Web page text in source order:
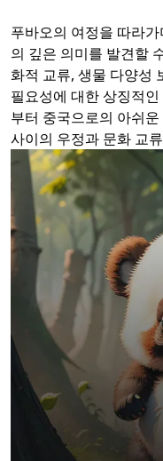
푸바오의 여정을 따라
의 깊은 의미를 발견할
화적 교류, 생물 다양성
필요성에 대한 상징적
부터 중국으로의 아쉬
사이의 우정과 문화 교